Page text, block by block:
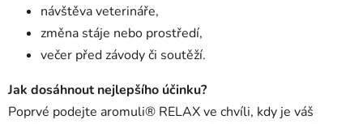
návštěva veterináře,
změna stáje nebo prostředí,
večer před závody či soutěží.
Jak dosáhnout nejlepšího účinku?
Poprvé podejte aromuli® RELAXve chvíli, kdy je váš